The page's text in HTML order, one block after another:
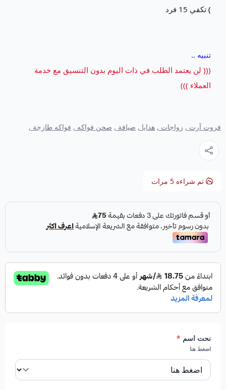
) تكفي 15 فرد
تنبيه ..
((( لن يعتمد الطلب في ذات اليوم بدون التنسيق مع خدمة
العملاء )))
فروت آرت , زواجات , هدايا , ضيافة , صحن فواكه , فواكه طازجة ,
تم شراءه 5 مرات
نحت اسم *
اضغط هنا